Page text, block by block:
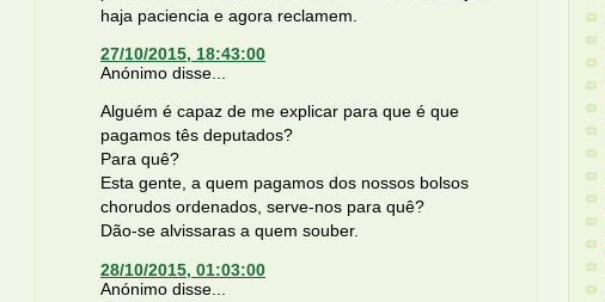
haja paciencia e agora reclamem.
27/10/2015, 18:43:00
Anónimo disse...
Alguém é capaz de me explicar para que é que
pagamos tês deputados?
Para quê?
Esta gente, a quem pagamos dos nossos bolsos
chorudos ordenados, serve-nos para quê?
Dão-se alvissaras a quem souber.
28/10/2015, 01:03:00
Anónimo disse...